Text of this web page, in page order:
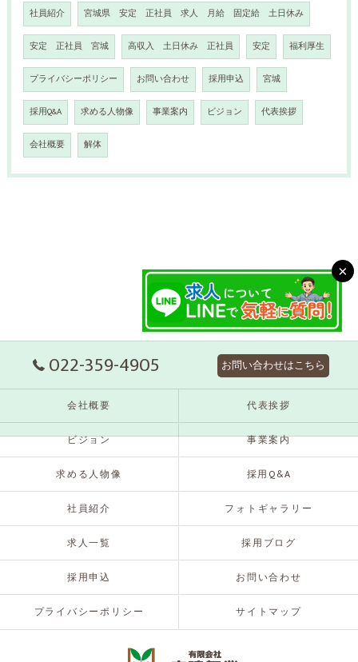
社員紹介 宮城県 安定 正社員 求人 月給 固定給 土日休み
安定 正社員 宮城 高収入 土日休み 正社員 安定 福利厚生
プライバシーポリシー お問い合わせ 採用申込 宮城
採用Q&A 求める人物像 事業案内 ビジョン 代表挨拶
会社概要 解体
×
022-359-4905 お問い合わせはこちら
会社概要 代表挨拶
ビジョン 事業案内
求める人物像 採用Q&A
社員紹介 フォトギャラリー
求人一覧 採用ブログ
採用申込 お問い合わせ
プライバシーポリシー サイトマップ